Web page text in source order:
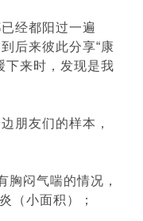
经都阳过一遍
后来彼此分享“康
下来时，发现是我
朋友们的样本，
胸闷气喘的情况，
（小面积）；